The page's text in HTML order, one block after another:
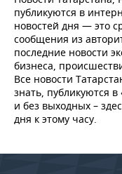
публикуются в
новостей дня — это
сообщения из
последние новости
бизнеса,
Все новости
знать, публикуются
и без выходных –
дня к этому часу.